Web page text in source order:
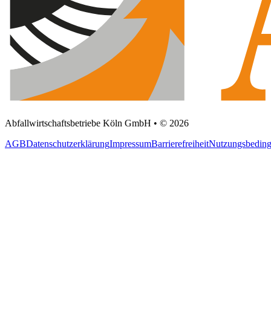
Abfallwirtschaftsbetriebe Köln GmbH • © 2026
AGBDatenschutzerklärungImpressumBarrierefreiheit